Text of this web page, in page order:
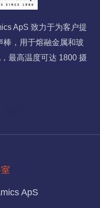
ApS 致力于为客户提
棒，用于熔融金属和玻
最高温度可达 1800 摄
ApS